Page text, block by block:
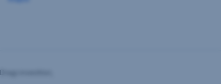
Dragi investitori,